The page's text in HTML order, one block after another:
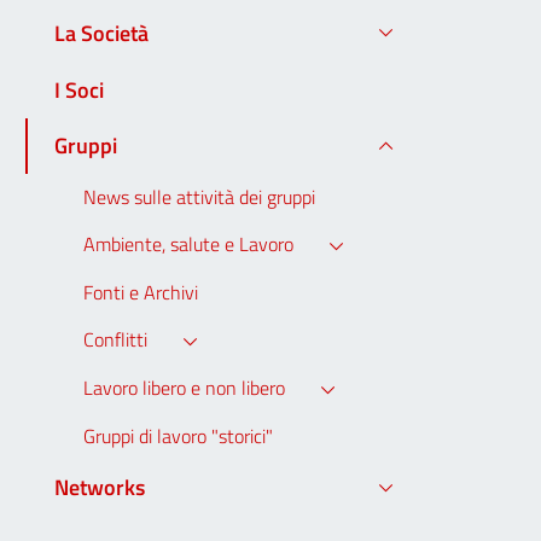
La Società
I Soci
Gruppi
News sulle attività dei gruppi
Ambiente, salute e Lavoro
Fonti e Archivi
Conflitti
Lavoro libero e non libero
Gruppi di lavoro "storici"
Networks